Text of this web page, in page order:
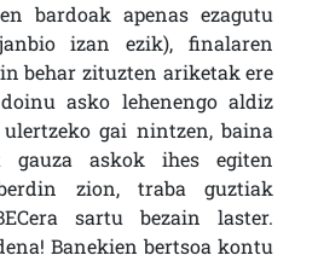
bardoak apenas ezagutu
izan ezik), finalaren
behar zituzten ariketak ere
asko lehenengo aldiz
gai nintzen, baina
askok ihes egiten
zion, traba guztiak
sartu bezain laster.
Banekien bertsoa kontu